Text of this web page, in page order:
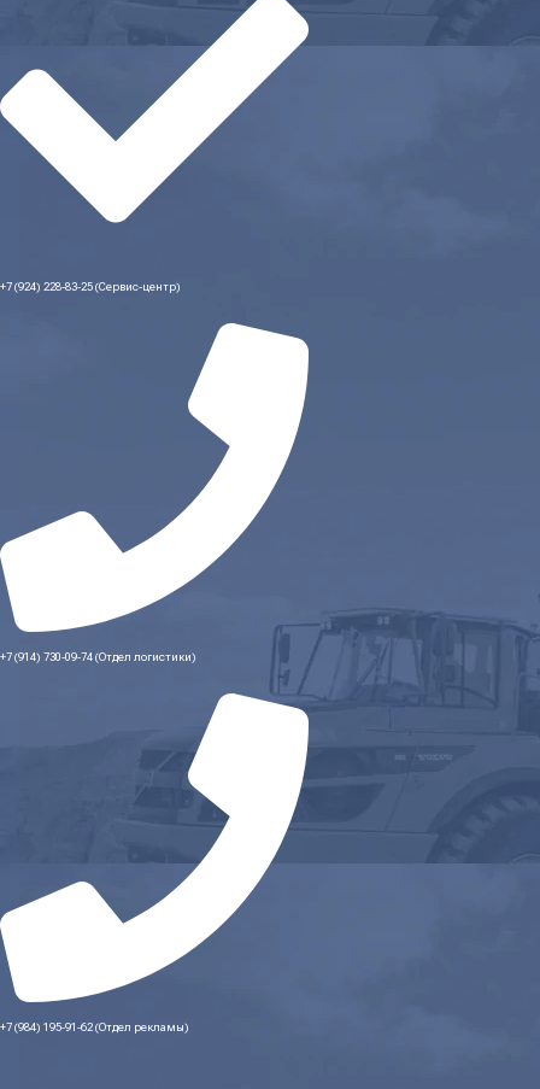
+7 (924) 228-83-25 (Сервис-центр)
+7 (914) 730-09-74 (Отдел логистики)
+7 (984) 195-91-62 (Отдел рекламы)